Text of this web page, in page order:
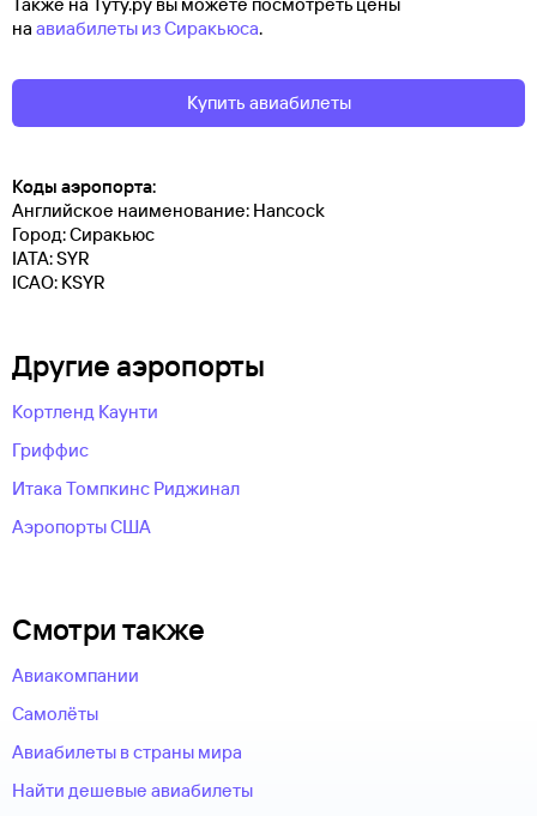
на авиабилеты из Сиракьюса.
Купить авиабилеты
Коды аэропорта:
Английское наименование: Hancock
Город: Сиракьюс
IATA: SYR
ICAO: KSYR
Другие аэропорты
Кортленд Каунти
Гриффис
Итака Томпкинс Риджинал
Аэропорты США
Смотри также
Авиакомпании
Самолёты
Авиабилеты в страны мира
Найти дешевые авиабилеты